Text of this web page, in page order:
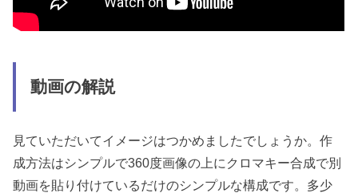
動画の解説
見ていただいてイメージはつかめましたでしょうか。作
成方法はシンプルで360度画像の上にクロマキー合成で別
動画を貼り付けているだけのシンプルな構成です。多少